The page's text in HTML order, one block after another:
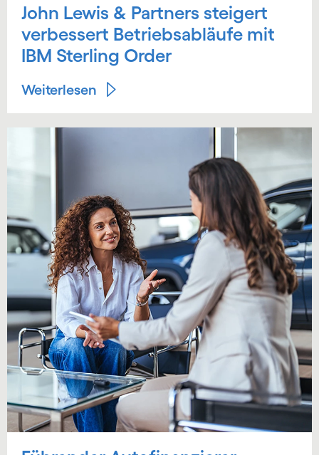
John Lewis & Partners steigert
verbessert Betriebsabläufe mit
IBM Sterling Order
Weiterlesen